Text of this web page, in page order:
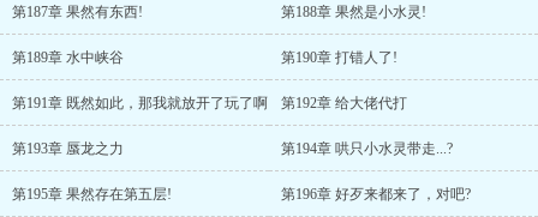
第187章 果然有东西! 第188章 果然是小水灵!
第189章 水中峡谷 第190章 打错人了!
第191章 既然如此，那我就放开了玩了啊 第192章 给大佬代打
第193章 蜃龙之力 第194章 哄只小水灵带走...?
第195章 果然存在第五层! 第196章 好歹来都来了，对吧?